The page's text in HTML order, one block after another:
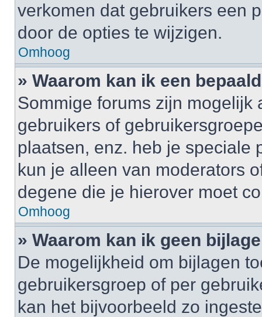
verkomen dat gebruikers een
door de opties te wijzigen.
Omhoog
» Waarom kan ik een
Sommige forums zijn
gebruikers of
plaatsen, enz. heb je speciale
kun je alleen van moderators
degene die je hierover moet
Omhoog
» Waarom kan ik geen
De mogelijkheid om bijlagen
gebruikersgroep of per
kan het bijvoorbeeld zo